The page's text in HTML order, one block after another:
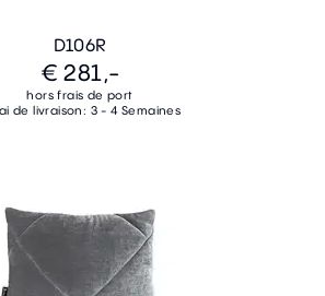
D106R
€ 281,-
hors frais de port
de livraison: 3 - 4 Semaines